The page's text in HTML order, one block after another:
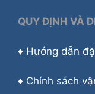
QUY ĐỊNH VÀ
♦ Hướng dẫn
♦ Chính sách